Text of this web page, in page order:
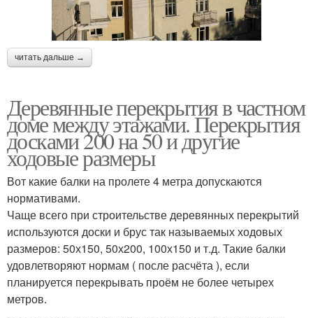
читать дальше →
Деревянные перекрытия в частном
доме между этажами. Перекрытия
досками 200 на 50 и другие
ходовые размеры
Вот какие балки на пролете 4 метра допускаются
нормативами.
Чаще всего при строительстве деревянных перекрытий
используются доски и брус так называемых ходовых
размеров: 50х150, 50х200, 100х150 и т.д. Такие балки
удовлетворяют нормам ( после расчёта ), если
планируется перекрывать проём не более четырех
метров.